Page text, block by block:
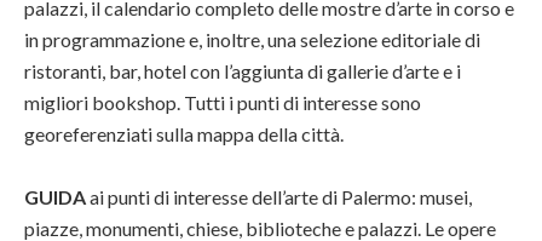
palazzi, il calendario completo delle mostre d’arte in corso e
in programmazione e, inoltre, una selezione editoriale di
ristoranti, bar, hotel con l’aggiunta di gallerie d’arte e i
migliori bookshop. Tutti i punti di interesse sono
georeferenziati sulla mappa della città.
GUIDAai punti di interesse dell’arte di Palermo: musei,
piazze, monumenti, chiese, biblioteche e palazzi. Le opere